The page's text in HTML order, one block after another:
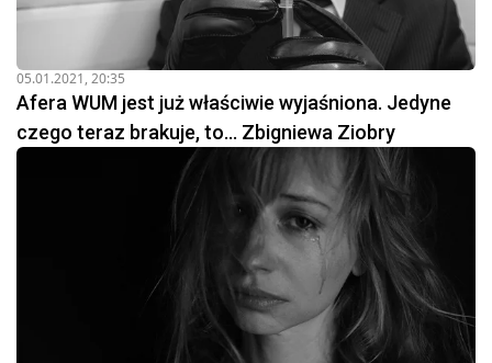
05.01.2021, 20:35
Afera WUM jest już właściwie wyjaśniona. Jedyne
czego teraz brakuje, to... Zbigniewa Ziobry